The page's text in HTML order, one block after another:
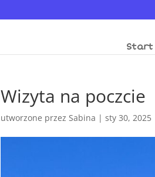
Start
Wizyta na poczcie
utworzone przezSabina |sty 30, 2025